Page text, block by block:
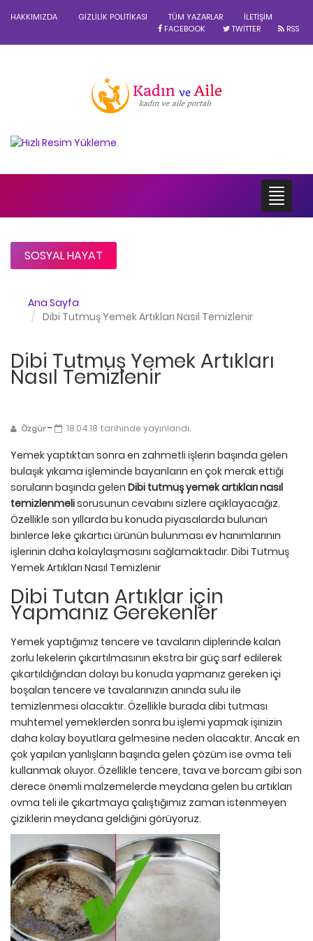
HAKKIMIZDA GIZLILIK POLITIKASI TÜM YAZARLAR
İLETIŞIM
FACEBOOK
TWITTER RSS
SOSYAL HAYAT
Ana Sayfa
Dibi Tutmuş Yemek Artıkları Nasıl Temizlenir
Dibi Tutmuş Yemek Artıkları
Nasıl Temizlenir
Özgür- 18.04.18 tarihinde yayınlandı.
Yemek yaptıktan sonra en zahmetli işlerin başında gelen
bulaşık yıkama işleminde bayanların en çok merak ettiği
soruların başında gelen Dibi tutmuş yemek artıkları nasıl
temizlenmelisorusunun cevabını sizlere açıklayacağız.
Özellikle son yıllarda bu konuda piyasalarda bulunan
binlerce leke çıkartıcı ürünün bulunması ev hanımlarının
işlerinin daha kolaylaşmasını sağlamaktadır. Dibi Tutmuş
Yemek Artıkları Nasıl Temizlenir
Dibi Tutan Artıklar için
Yapmanız Gerekenler
Yemek yaptığımız tencere ve tavaların diplerinde kalan
zorlu lekelerin çıkartılmasının ekstra bir güç sarf edilerek
çıkartıldığından dolayı bu konuda yapmanız gereken içi
boşalan tencere ve tavalarınızın anında sulu ile
temizlenmesi olacaktır. Özellikle burada dibi tutması
muhtemel yemeklerden sonra bu işlemi yapmak işinizin
daha kolay boyutlara gelmesine neden olacaktır. Ancak en
çok yapılan yanlışların başında gelen çözüm ise ovma teli
kullanmak oluyor. Özellikle tencere, tava ve borcam gibi son
derece önemli malzemelerde meydana gelen bu artıkları
ovma teli ile çıkartmaya çalıştığımız zaman istenmeyen
çiziklerin meydana geldiğini görüyoruz.